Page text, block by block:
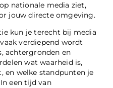
nationale media ziet,
jouw directe omgeving.
kun je terecht bij media
verdiepend wordt
achtergronden en
wat waarheid is,
en welke standpunten je
een tijd van